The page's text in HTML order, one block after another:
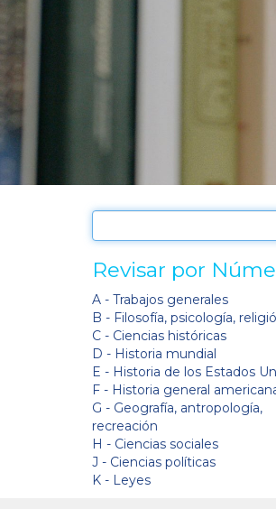
Revisar por
A - Trabajos generales
B - Filosofía, psicología,
C - Ciencias históricas
D - Historia mundial
E - Historia de los Estados
F - Historia general
G - Geografía, antropología,
recreación
H - Ciencias sociales
J - Ciencias políticas
K - Leyes